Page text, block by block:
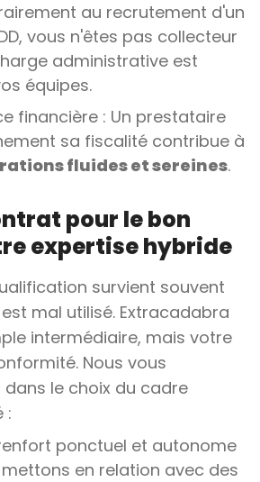
au recrutement d'un
vous n'êtes pas collecteur
administrative est
équipes.
financière : Un prestataire
sa fiscalité contribue à
fluides et sereines.
pour le bon
expertise hybride
survient souvent
mal utilisé. Extracadabra
intermédiaire, mais votre
Nous vous
le choix du cadre
:
ponctuel et autonome
mettons en relation avec des